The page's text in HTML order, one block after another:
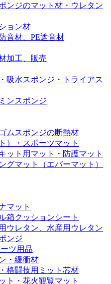
ンジのマット材・ウレタン
ョン材
音材、PE遮音材
加工、販売
吸水スポンジ・トライアス
ンスポンジ
ムスポンジの断熱材
）・スポーツマット
ット用マット・防護マット
グマット（エバーマット）
マット
箱クッションシート
ウレタン、水産用ウレタン
ンジ
ツ用品
・緩衝材
格闘技用ミット芯材
ト・花火観覧マット